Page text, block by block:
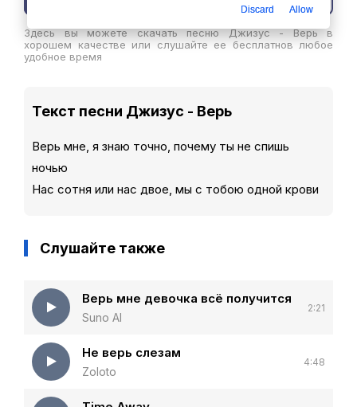
Здесь вы можете скачать песню Джизус - Верь в
хорошем качестве или слушайте ее бесплатнов любое
удобное время
Текст песни Джизус - Верь
Верь мне, я знаю точно, почему ты не спишь
ночью
Нас сотня или нас двое, мы с тобою одной крови
Слушайте также
Верь мне девочка всё получится
Suno AI
2:21
Не верь слезам
Zoloto
4:48
Discard Allow